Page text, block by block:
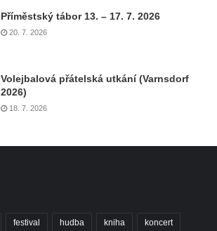
Příměstský tábor 13. – 17. 7. 2026
20. 7. 2026
Volejbalová přátelská utkání (Varnsdorf
2026)
18. 7. 2026
festival hudba kniha koncert